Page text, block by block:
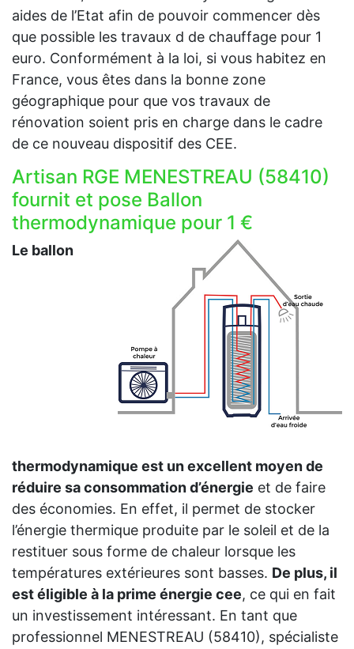
aides de l’Etat afin de pouvoir commencer dès
que possible les travaux d de chauffage pour 1
euro. Conformément à la loi, si vous habitez en
France, vous êtes dans la bonne zone
géographique pour que vos travaux de
rénovation soient pris en charge dans le cadre
de ce nouveau dispositif des CEE.
Artisan RGE MENESTREAU (58410)
fournit et pose Ballon
thermodynamique pour 1 €
Le ballon
thermodynamique est un excellent moyen de
réduire sa consommation d’énergie et de faire
des économies. En effet, il permet de stocker
l’énergie thermique produite par le soleil et de la
restituer sous forme de chaleur lorsque les
températures extérieures sont basses. De plus, il
est éligible à la prime énergie cee, ce qui en fait
un investissement intéressant. En tant que
professionnel MENESTREAU (58410), spécialiste